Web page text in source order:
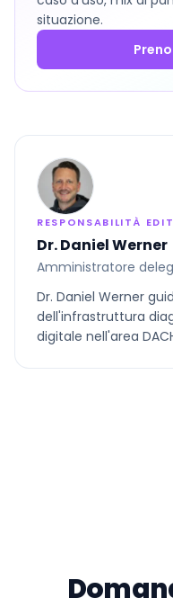
situazione.
RESPONSABILITÀ
Dr. Daniel Werner
Amministratore
Dr. Daniel Werner
dell'infrastruttura
digitale nell'area